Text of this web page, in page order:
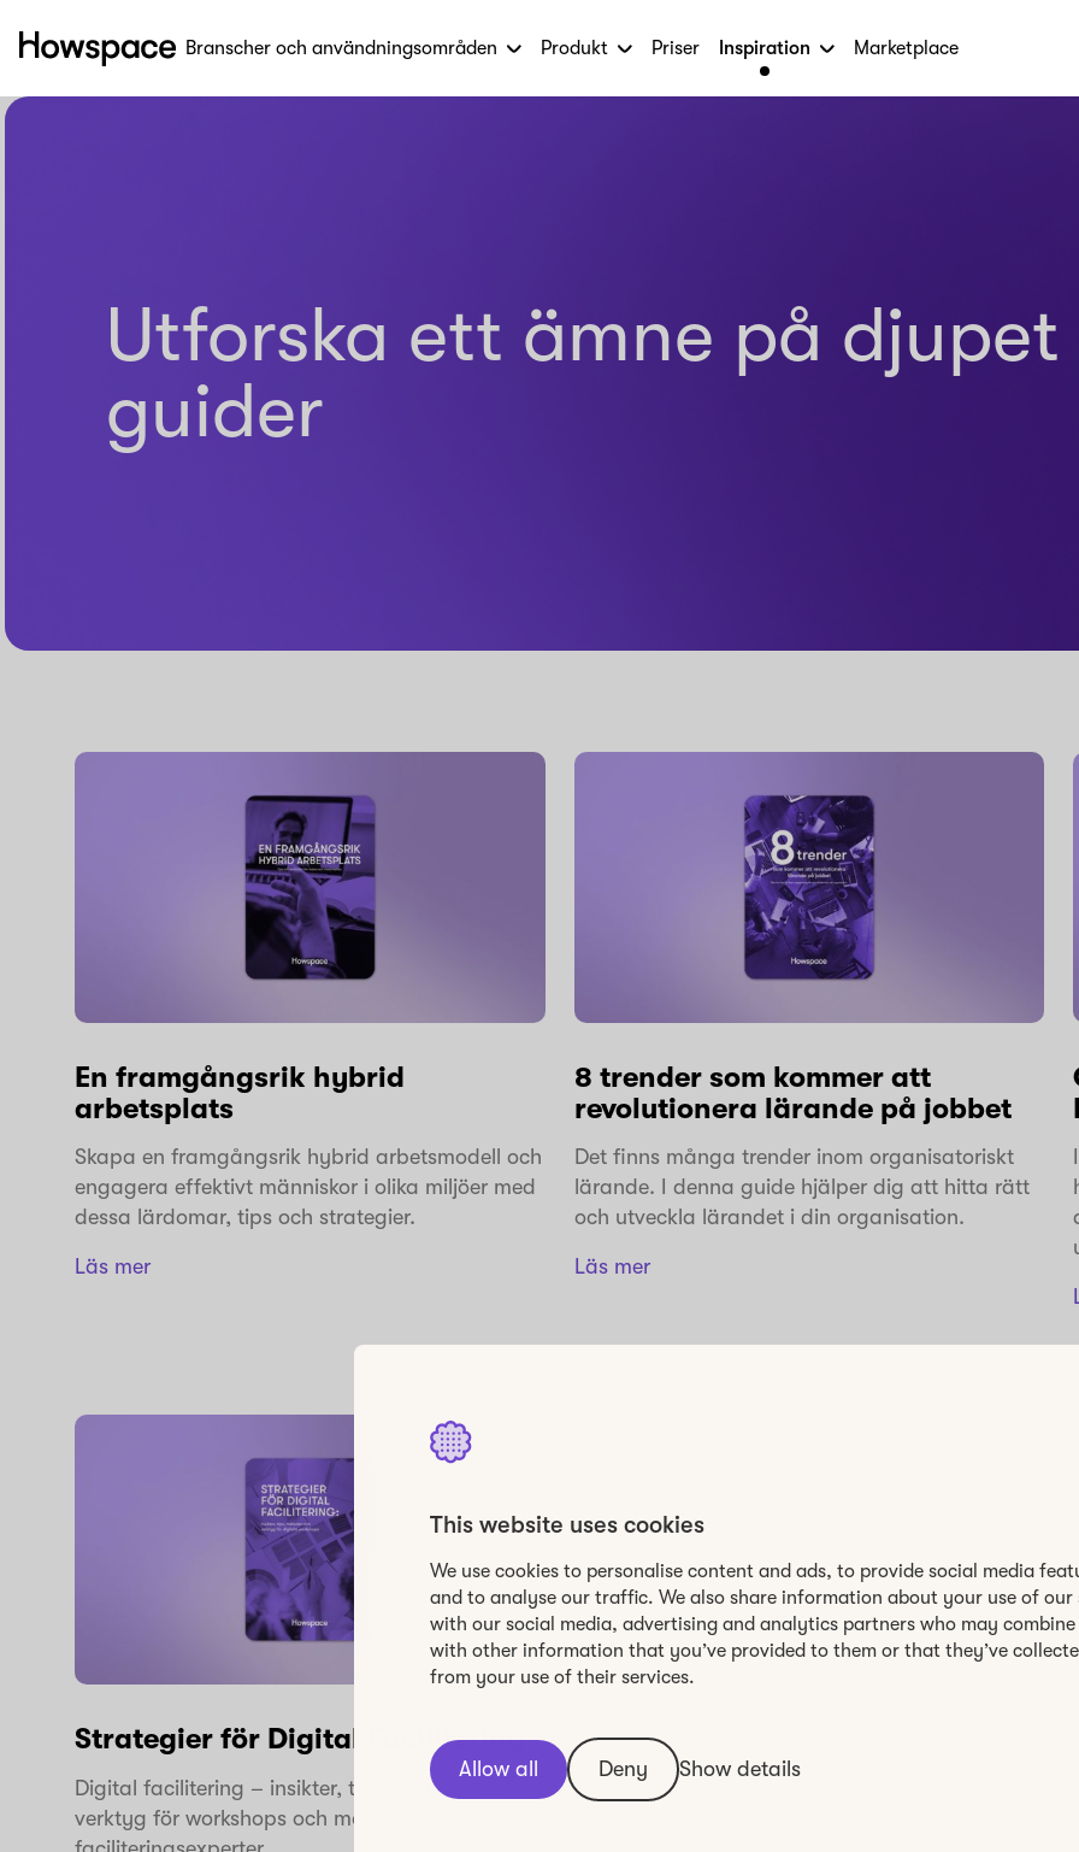
This website uses cookies
We use cookies to personalise content and ads, to provide social media
and to analyse our traffic. We also share information about your use of our
with our social media, advertising and analytics partners who may
with other information that you’ve provided to them or that they’ve
from your use of their services.
Allow all Deny Show details
Hoppa
Howspace
Branscher och användningsområden Produkt Priser Inspiration Marketplace
Utforska ett ämne på djupet
guider
En framgångsrik hybrid
arbetsplats
Skapa en framgångsrik hybrid arbetsmodell och
engagera effektivt människor i olika miljöer med
dessa lärdomar, tips och strategier.
Läs mer
8 trender som kommer att
revolutionera lärande på jobbet
Det finns många trender inom organisatoriskt
lärande. I denna guide hjälper dig att hitta rätt
och utveckla lärandet i din organisation.
Läs mer
Strategier för Digital Facilitering
Digital facilitering – insikter, tips, metoder och
verktyg för workshops och möten från virtuella